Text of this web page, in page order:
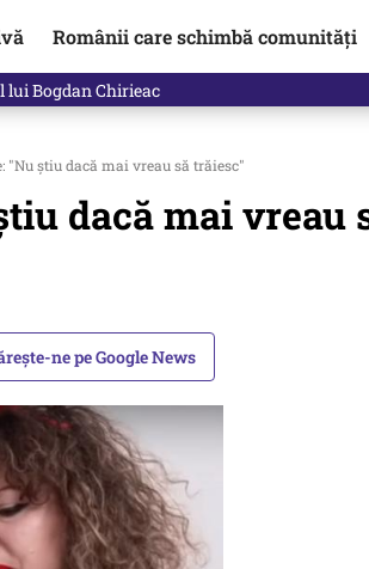
Românii care schimbă comunități
toți românii
știu dacă mai vreau să trăiesc"
dacă mai vreau
ne pe Google News